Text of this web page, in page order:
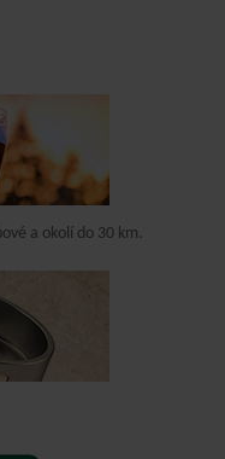
a okolí do 30 km.